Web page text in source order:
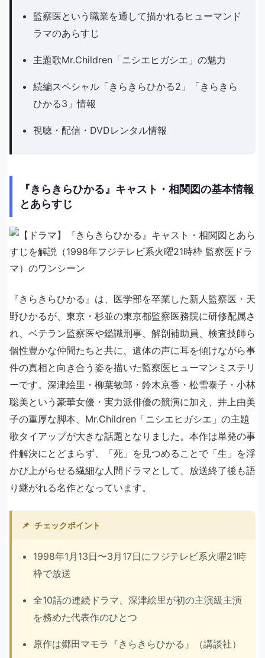
監察医という職業を通して描かれるヒューマンド
ラマのあらすじ
主題歌Mr.Children「ニシエヒガシエ」の魅力
続編スペシャル「きらきらひかる2」「きらきら
ひかる3」情報
視聴・配信・DVDレンタル情報
『きらきらひかる』キャスト・相関図の基本情報
とあらすじ
『きらきらひかる』は、医学部を卒業した新人監察医・天
野ひかるが、東京・杉並の東京都監察医務院に研修配属さ
れ、ベテラン監察医や鑑識刑事、解剖補助員、検査技師ら
個性豊かな仲間たちと共に、遺体の声に耳を傾けながら事
件の真相と向き合う姿を描いた監察医ヒューマンミステリ
ーです。深津絵里・柳葉敏郎・鈴木京香・松雪泰子・小林
聡美という豪華女優・実力派俳優の競演に加え、井上由美
子の重厚な脚本、Mr.Children「ニシエヒガシエ」の主題
歌タイアップが大きな話題となりました。本作は単発の事
件解決にとどまらず、「死」を見つめることで「生」を浮
かび上がらせる繊細な人間ドラマとして、放送終了後も語
り継がれる名作となっています。
📌 チェックポイント
1998年1月13日〜3月17日にフジテレビ系火曜21時
枠で放送
全10話の連続ドラマ、深津絵里が初の主演級主演
を務めた代表作のひとつ
原作は郷田マモラ『きらきらひかる』（講談社）